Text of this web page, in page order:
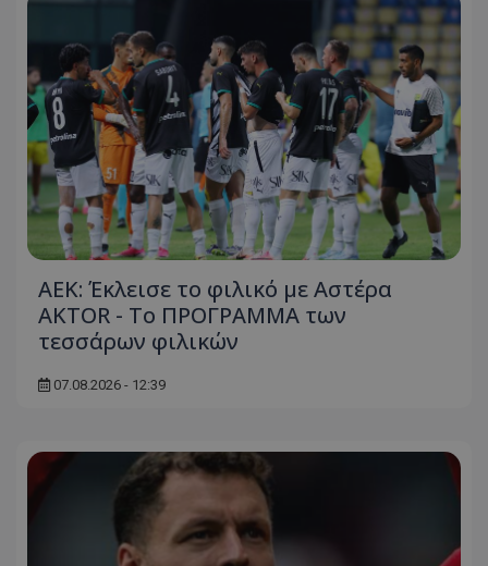
ΑΕΚ: Έκλεισε το φιλικό με Αστέρα
AKTOR - Το ΠΡΟΓΡΑΜΜΑ των
τεσσάρων φιλικών
07.08.2026 - 12:39